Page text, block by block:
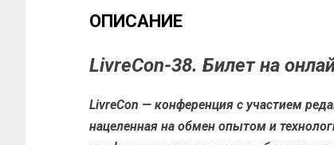
ОПИСАНИЕ
LivreCon-38. Билет на
LivreCon — конференция с участием
нацеленная на обмен опытом и